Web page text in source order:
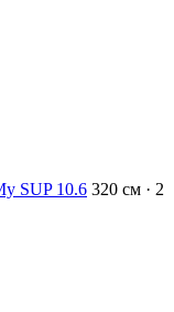
SUP 10.6 320 см · 2